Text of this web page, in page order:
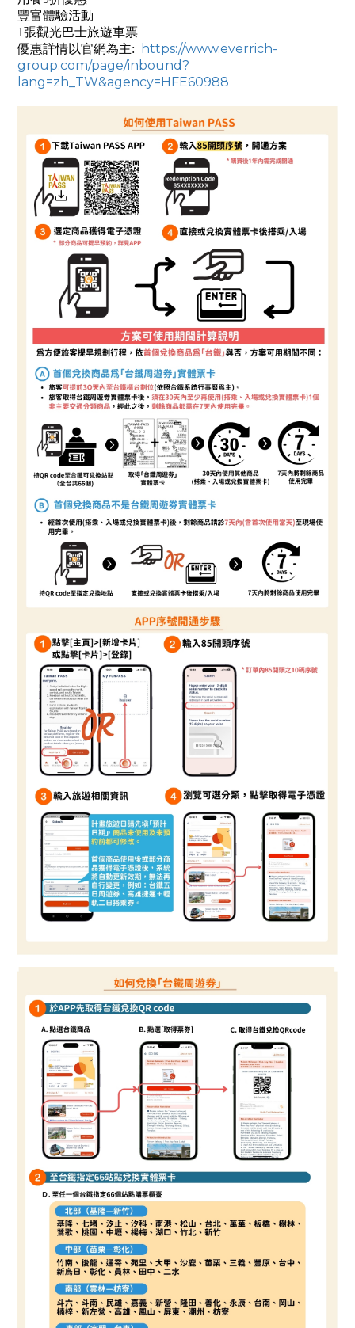
豐富體驗活動
1張觀光巴士旅遊車票
優惠詳情以官網為主:
https://www.everrich-
group.com/page/inbound?
lang=zh_TW&agency=HFE60988